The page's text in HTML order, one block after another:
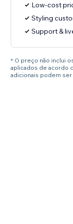
Low-cost
Styling
Support &
* O preço não inclui
aplicados de acordo
adicionais podem ser